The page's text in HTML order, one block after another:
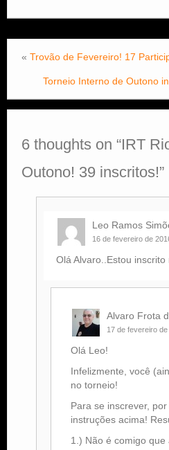
« Trovão de Fevereiro! 17
Torneio Interno de Outono
6 thoughts on “IRT
Outono! 39 inscritos!”
Leo Ramos
16 de fevereiro de
Olá Alvaro..Estou
Alvaro Frota
17 de fevereiro
Olá Leo!
Infelizmente, você
no torneio!
Para se inscrever,
instruções acima!
1.) Não é comigo que